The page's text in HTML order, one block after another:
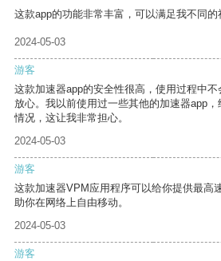
这款app的功能非常丰富，可以满足我不同的
2024-05-03
游客
这款加速器app的安全性很高，使用过程中
放心。我以前使用过一些其他的加速器app
情况，这让我非常担心。
2024-05-03
游客
这款加速器VPM应用程序可以给你提供最高
助你在网络上自由移动。
2024-05-03
游客